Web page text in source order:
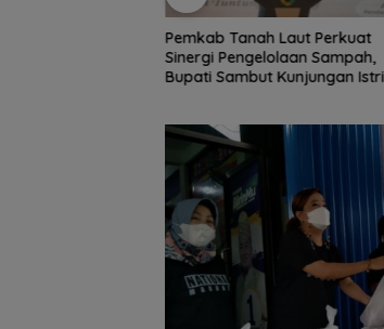
Sambut Ketua Komisi II DPR RI,
Pemkot Banjarmasin Suguhkan
Cita Rasa Khas Banjar